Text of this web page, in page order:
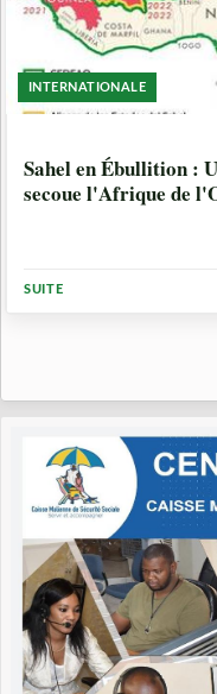
INTERNATIONALE
Sahel en Ébullition :
secoue l'Afrique de
SUITE